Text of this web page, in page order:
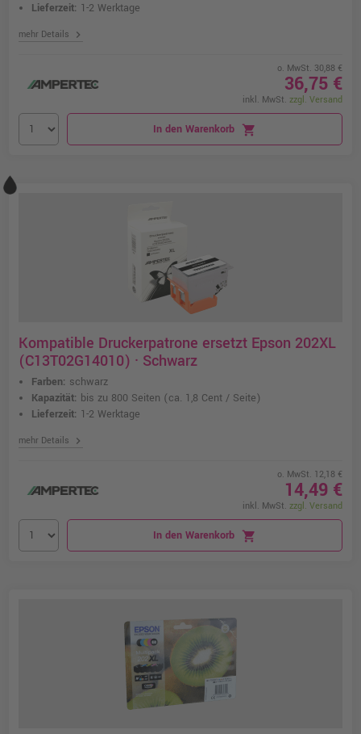
Lieferzeit: 1-2 Werktage
mehr Details chevron_right
o. MwSt. 30,88 €
36,75 €
inkl. MwSt. zzgl. Versand
In den Warenkorb shopping_cart
Kompatible Druckerpatrone ersetzt Epson 202XL
(C13T02G14010) · Schwarz
Farben: schwarz
Kapazität: bis zu 800 Seiten (ca. 1,8 Cent / Seite)
Lieferzeit: 1-2 Werktage
mehr Details chevron_right
o. MwSt. 12,18 €
14,49 €
inkl. MwSt. zzgl. Versand
In den Warenkorb shopping_cart